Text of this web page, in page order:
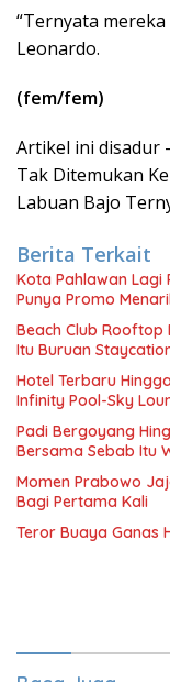
“Ternyata
Leonardo.
(fem/fem)
Artikel ini disadur
Tak Ditemukan
Labuan Bajo
Berita Terkait
Kota Pahlawan Lagi
Punya Promo
Beach Club
Itu Buruan
Hotel Terbaru
Infinity Pool-Sky
Padi Bergoyang
Bersama Sebab Itu
Momen Prabowo
Bagi Pertama Kali
Teror Buaya Ganas